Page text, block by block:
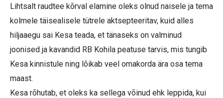
Lihtsalt raudtee kõrval elamine oleks olnud naisele ja tema
kolmele täisealisele tütrele aktsepteeritav, kuid alles
hiljaaegu sai Kesa teada, et tänaseks on valminud
joonised ja kavandid RB Kohila peatuse tarvis, mis tungib
Kesa kinnistule ning lõikab veel omakorda ära osa tema
maast.
Kesa rõhutab, et oleks ka sellega võinud ehk leppida, kui